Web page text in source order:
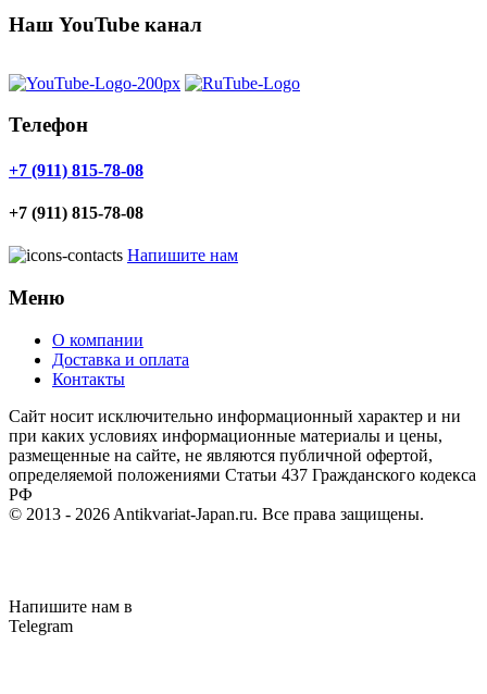
Наш YouTube канал
Телефон
+7 (911) 815-78-08
+7 (911) 815-78-08
Напишите нам
Меню
О компании
Доставка и оплата
Контакты
Cайт носит исключительно информационный характер и ни
при каких условиях информационные материалы и цены,
размещенные на сайте, не являются публичной офертой,
определяемой положениями Статьи 437 Гражданского кодекса
РФ
© 2013 - 2026 Antikvariat-Japan.ru. Все права защищены.
Напишите нам в
Telegram